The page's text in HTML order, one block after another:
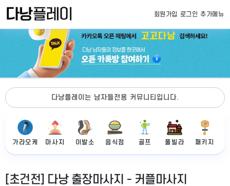
회원가입 로그인 추가메뉴
다낭플레이는 남자들전용 커뮤니티입니다.
가라오케 마사지 이발소 음식점 골프 풀빌라 패키지
[초건전] 다낭 출장마사지 - 커플마사지